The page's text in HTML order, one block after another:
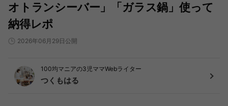
オトランシーバー」「ガラス鍋」使って
納得レポ
2026年06月29日公開
100均マニアの3児ママWebライター
つくもはる